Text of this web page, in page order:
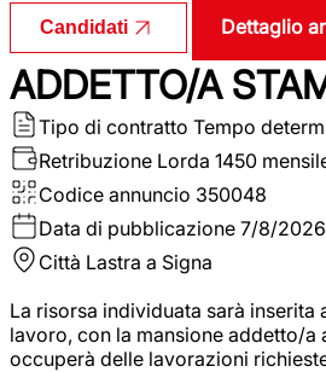
Candidati Dettaglio
ADDETTO/A
Tipo di contratto Tempo
Retribuzione Lorda 1450
Codice annuncio 350048
Data di pubblicazione 7/8/2026
Città Lastra a Signa
La risorsa individuata sarà inserita
lavoro, con la mansione addetto/a
occuperà delle lavorazioni